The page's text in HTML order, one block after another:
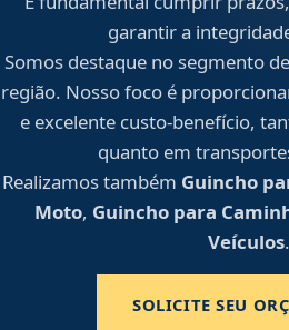
garantir a
Somos destaque no segmento
região. Nosso foco é
e excelente custo-benefício,
quanto em
Realizamos também Guincho
Moto, Guincho para
Veículos.
SOLICITE SEU